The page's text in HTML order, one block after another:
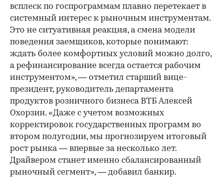
всплеск по госпрограммам плавно перетекает в
системный интерес к рыночным инструментам.
Это не ситуативная реакция, а смена модели
поведения заемщиков, которые понимают:
ждать более комфортных условий можно долго,
а рефинансирование всегда остается рабочим
инструментом», — отметил старший вице-
президент, руководитель департамента
продуктов розничного бизнеса ВТБ Алексей
Охорзин. «Даже с учетом возможных
корректировок государственных программ во
втором полугодии, мы прогнозируем итоговый
рост рынка — впервые за несколько лет.
Драйвером станет именно сбалансированный
рыночный сегмент», — добавил банкир.